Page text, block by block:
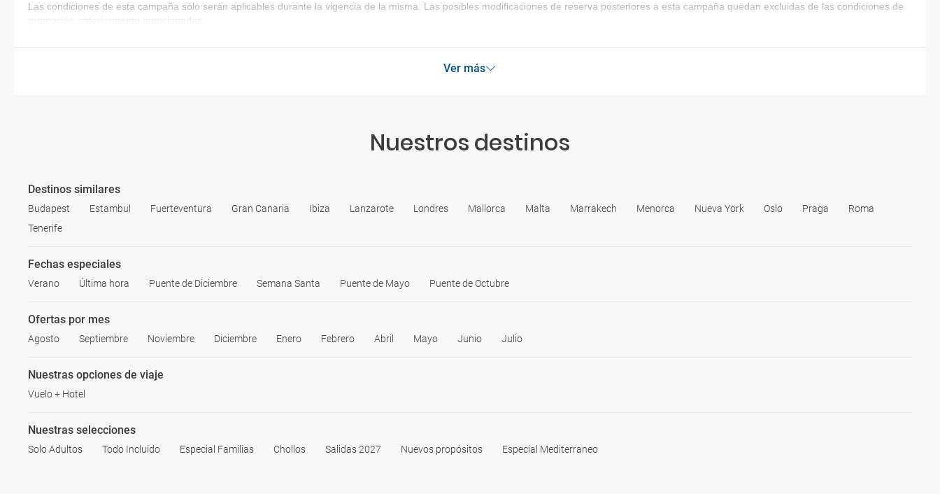
Las condiciones de esta campaña sólo serán aplicables durante la vigencia de la misma. Las posibles modificaciones de reserva posteriores a esta campaña quedan excluidas de las condiciones de
promoción anteriormente mencionadas.
Ver más
Nuestros destinos
Destinos similares
Budapest Estambul Fuerteventura Gran Canaria Ibiza Lanzarote Londres Mallorca Malta Marrakech Menorca Nueva York Oslo Praga
Roma
Tenerife
Fechas especiales
Verano Última hora Puente de Diciembre Semana Santa Puente de Mayo Puente de Octubre
Ofertas por mes
Agosto Septiembre Noviembre Diciembre Enero Febrero Abril Mayo Junio Julio
Nuestras opciones de viaje
Vuelo + Hotel
Nuestras selecciones
Solo Adultos Todo Incluido Especial Familias Chollos Salidas 2027 Nuevos propósitos Especial Mediterraneo